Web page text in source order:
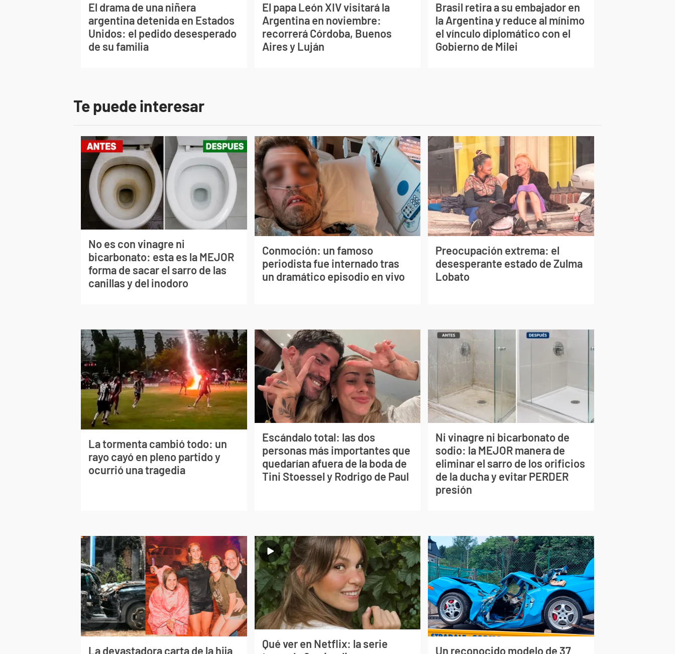
El drama de una niñera
argentina detenida en Estados
Unidos: el pedido desesperado
de su familia
El papa León XIV visitará la
Argentina en noviembre:
recorrerá Córdoba, Buenos
Aires y Luján
Brasil retira a su embajador en
la Argentina y reduce al mínimo
el vínculo diplomático con el
Gobierno de Milei
Te puede interesar
No es con vinagre ni
bicarbonato: esta es la MEJOR
forma de sacar el sarro de las
canillas y del inodoro
Conmoción: un famoso
periodista fue internado tras
un dramático episodio en vivo
Preocupación extrema: el
desesperante estado de Zulma
Lobato
La tormenta cambió todo: un
rayo cayó en pleno partido y
ocurrió una tragedia
Escándalo total: las dos
personas más importantes que
quedarían afuera de la boda de
Tini Stoessel y Rodrigo de Paul
Ni vinagre ni bicarbonato de
sodio: la MEJOR manera de
eliminar el sarro de los orificios
de la ducha y evitar PERDER
presión
La devastadora carta de la hija
Qué ver en Netflix: la serie
Un reconocido modelo de 37